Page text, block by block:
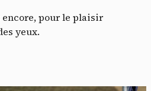
encore, pour le plaisir
yeux.